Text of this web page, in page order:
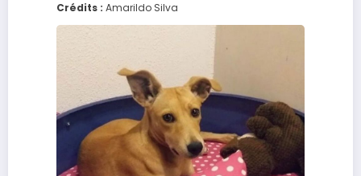
Crédits : Amarildo Silva